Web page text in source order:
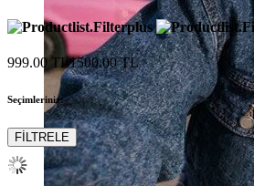
999.00 TL1500.00 TL
Seçimleriniz:
FİLTRELE